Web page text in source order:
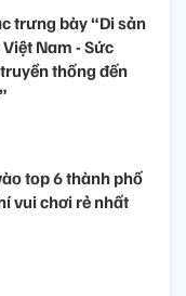
trưng bày “Di sản
Nam - Sức
thống đến
top 6 thành phố
vui chơi rẻ nhất